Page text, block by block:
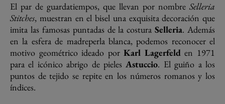
El par de guardatiempos, que llevan por nombre Selleria
Stitches, muestran en el bisel una exquisita decoración que
imita las famosas puntadas de la costuraSelleria. Además
en la esfera de madreperla blanca, podemos reconocer el
motivo geométrico ideado porKarl Lagerfelden 1971
para el icónico abrigo de pielesAstuccio. El guiño a los
puntos de tejido se repite en los números romanos y los
índices.